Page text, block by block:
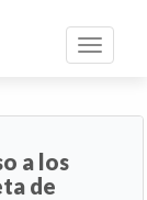
Toggle
a los
de